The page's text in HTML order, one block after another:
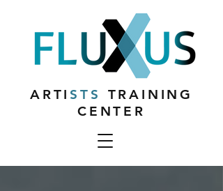
ARTISTS
TRAINING
CENTER